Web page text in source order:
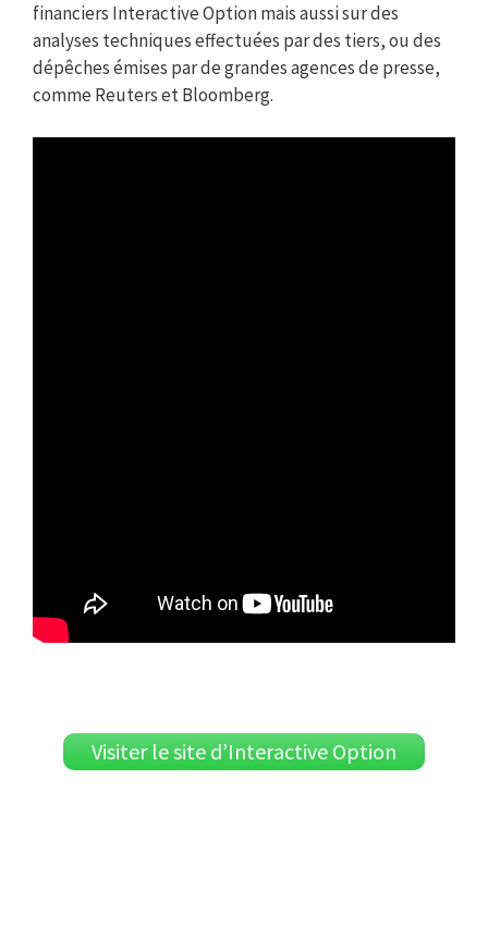
financiers Interactive Option mais aussi sur des
analyses techniques effectuées par des tiers, ou des
dépêches émises par de grandes agences de presse,
comme Reuters et Bloomberg.
Visiter le site d’Interactive Option